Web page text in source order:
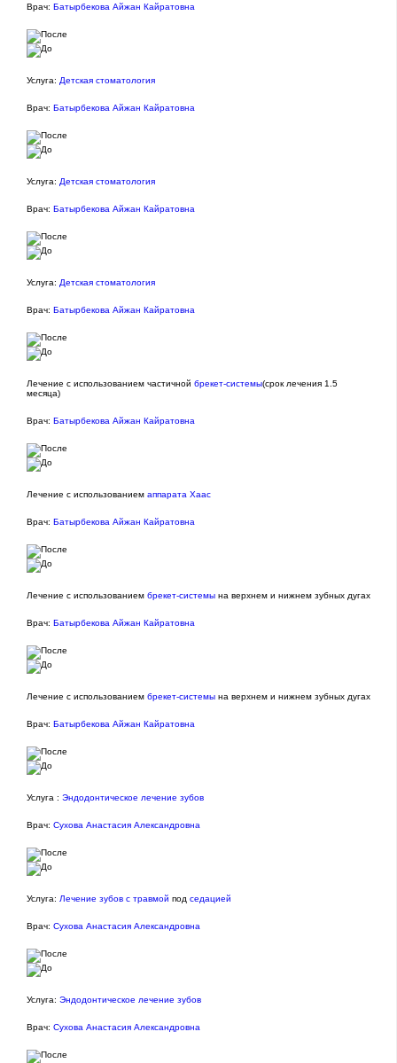
Врач: Батырбекова Айжан Кайратовна
Услуга: Детская стоматология
Врач: Батырбекова Айжан Кайратовна
Услуга: Детская стоматология
Врач: Батырбекова Айжан Кайратовна
Услуга: Детская стоматология
Врач: Батырбекова Айжан Кайратовна
Лечение с использованием частичной брекет-системы(срок лечения 1.5
месяца)
Врач: Батырбекова Айжан Кайратовна
Лечение с использованием аппарата Хаас
Врач: Батырбекова Айжан Кайратовна
Лечение с использованием брекет-системы на верхнем и нижнем зубных дугах
Врач: Батырбекова Айжан Кайратовна
Лечение с использованием брекет-системы на верхнем и нижнем зубных дугах
Врач: Батырбекова Айжан Кайратовна
Услуга : Эндодонтическое лечение зубов
Врач: Сухова Анастасия Александровна
Услуга: Лечение зубов с травмой под седацией
Врач: Сухова Анастасия Александровна
Услуга: Эндодонтическое лечение зубов
Врач: Сухова Анастасия Александровна